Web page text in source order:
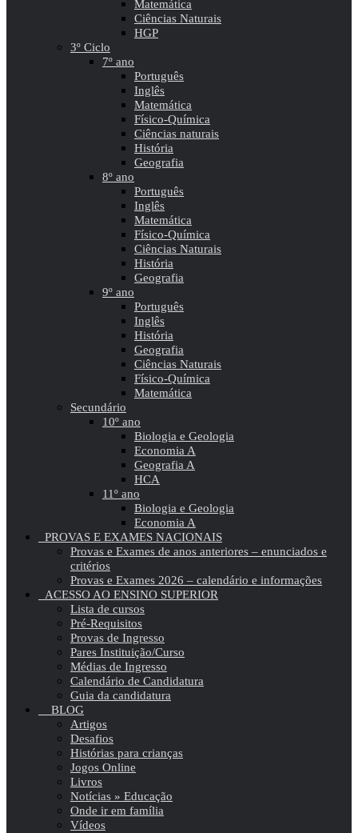
Matemática
Ciências Naturais
HGP
3º Ciclo
7º ano
Português
Inglês
Matemática
Físico-Química
Ciências naturais
História
Geografia
8º ano
Português
Inglês
Matemática
Físico-Química
Ciências Naturais
História
Geografia
9º ano
Português
Inglês
História
Geografia
Ciências Naturais
Físico-Química
Matemática
Secundário
10º ano
Biologia e Geologia
Economia A
Geografia A
HCA
11º ano
Biologia e Geologia
Economia A
PROVAS E EXAMES NACIONAIS
Provas e Exames de anos anteriores – enunciados e
critérios
Provas e Exames 2026 – calendário e informações
ACESSO AO ENSINO SUPERIOR
Lista de cursos
Pré-Requisitos
Provas de Ingresso
Pares Instituição/Curso
Médias de Ingresso
Calendário de Candidatura
Guia da candidatura
BLOG
Artigos
Desafios
Histórias para crianças
Jogos Online
Livros
Notícias » Educação
Onde ir em família
Vídeos